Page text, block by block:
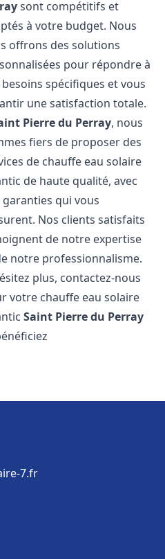
sont compétitifs et
à votre budget. Nous
offrons des solutions
pour répondre à
besoins spécifiques et vous
une satisfaction totale.
Pierre du Perray, nous
fiers de proposer des
de chauffe eau solaire
de haute qualité, avec
garanties qui vous
Nos clients satisfaits
de notre expertise
notre professionnalisme.
plus, contactez-nous
votre chauffe eau solaire
Saint Pierre du Perray
7.fr